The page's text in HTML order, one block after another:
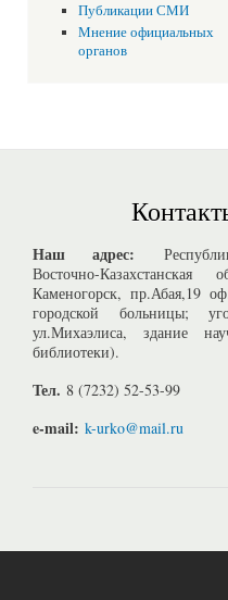
Публикации СМИ
Мнение официальных
органов
Наш адрес:
Восточно-Казахстанская
Каменогорск, пр.Абая,19
городской больницы;
ул.Михаэлиса, здание
библиотеки).
Тел. 8 (7232) 52-53-99
e-mail: k-urko@mail.ru